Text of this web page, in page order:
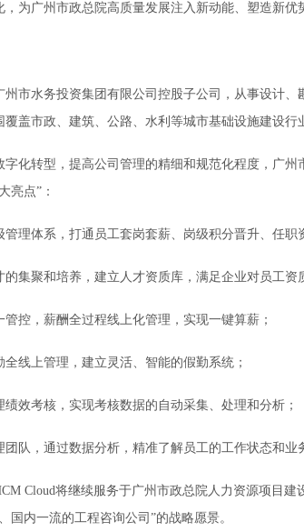
为广州市政总院高质量发展注入新动能、塑造新优
州市水务投资集团有限公司控股子公司，从事设计
盖市政、建筑、公路、水利等城市基础设施建设行
字化转型，提高公司管理的精细和规范化程度，广
亮点”：
管理体系，打通员工套岗套薪、岗级积分晋升、任职
的集聚和培养，建立人才资质库，满足企业对员工资
控，薪酬全过程线上化管理，实现一键算薪；
全线上管理，建立灵活、智能的假勤系统；
绩效考核，实现考核数据的自动采集、处理和分析；
队，通过数据分析，精准了解员工的工作状态和业
Cloud将继续服务于广州市政总院人力资源项目
国内一流的工程咨询公司”的战略愿景。